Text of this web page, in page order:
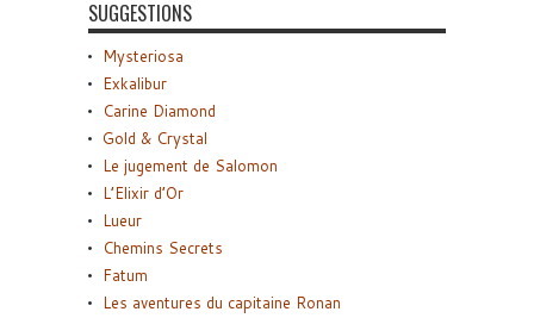
SUGGESTIONS
Mysteriosa
Exkalibur
Carine Diamond
Gold & Crystal
Le jugement de Salomon
L’Elixir d’Or
Lueur
Chemins Secrets
Fatum
Les aventures du capitaine Ronan